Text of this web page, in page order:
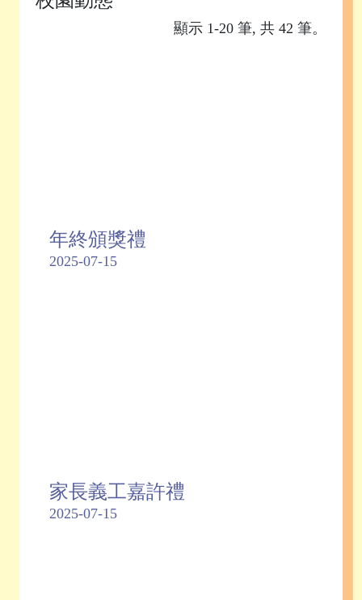
顯示 1-20 筆, 共 42 筆。
年終頒獎禮
2025-07-15
家長義工嘉許禮
2025-07-15